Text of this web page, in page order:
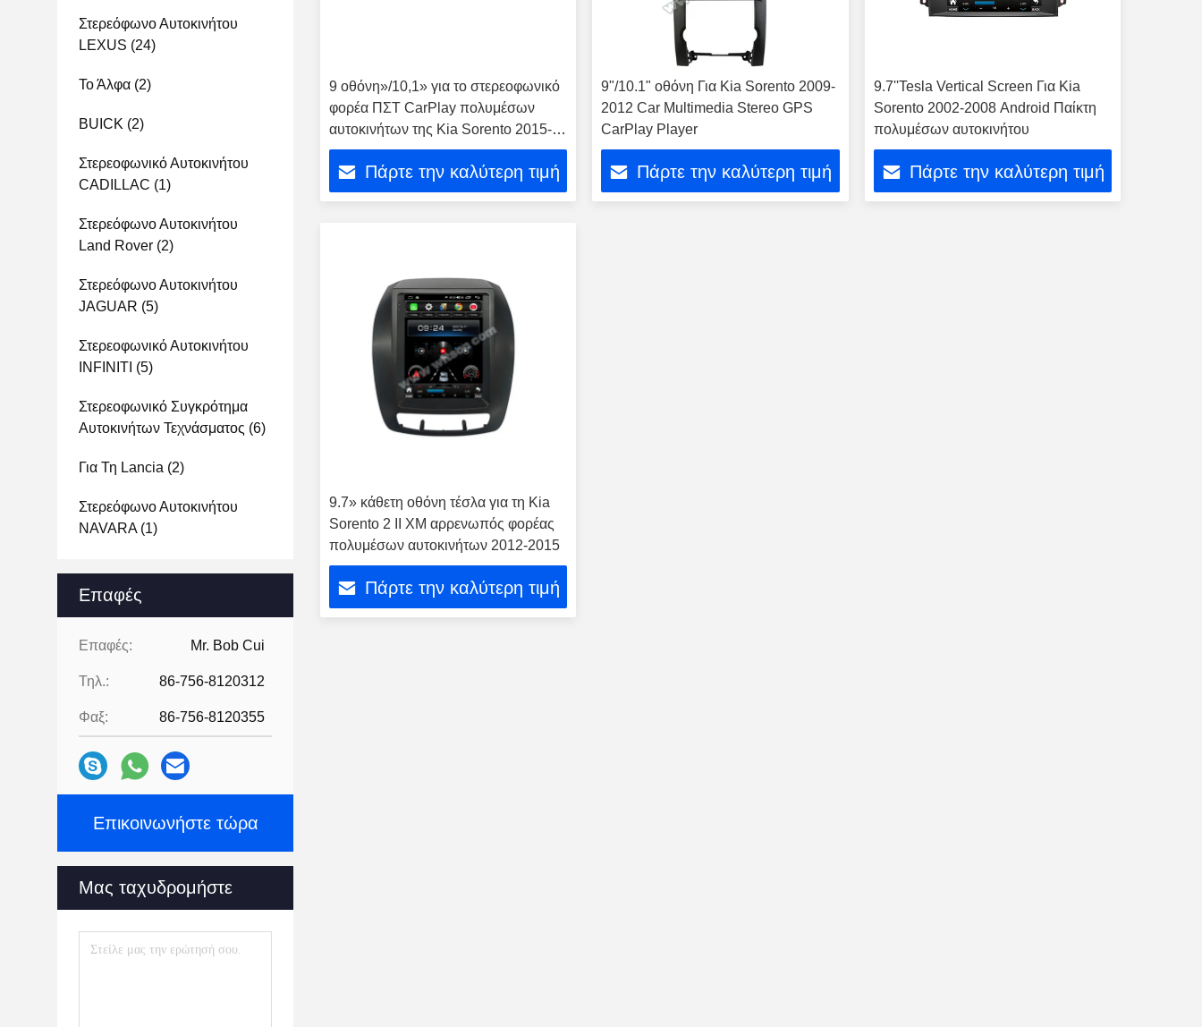
Στερεόφωνο Αυτοκινήτου
LEXUS (24)
Το Άλφα (2)
BUICK (2)
Στερεοφωνικό Αυτοκινήτου
CADILLAC (1)
Στερεόφωνο Αυτοκινήτου
Land Rover (2)
Στερεόφωνο Αυτοκινήτου
JAGUAR (5)
Στερεοφωνικό Αυτοκινήτου
INFINITI (5)
Στερεοφωνικό Συγκρότημα
Αυτοκινήτων Τεχνάσματος (6)
Για Τη Lancia (2)
Στερεόφωνο Αυτοκινήτου
NAVARA(1)
Επαφές
Επαφές: Mr. Bob Cui
Τηλ.: 86-756-8120312
Φαξ: 86-756-8120355
Επικοινωνήστε τώρα
Μας ταχυδρομήστε
9 οθόνη»/10,1» για το στερεοφωνικό
φορέα ΠΣΤ CarPlay πολυμέσων
αυτοκινήτων της Kia Sorento 2015-
2019
Πάρτε την καλύτερη τιμή
9"/10.1" οθόνη Για Kia Sorento 2009-
2012 Car Multimedia Stereo GPS
CarPlay Player
Πάρτε την καλύτερη τιμή
9.7''Tesla Vertical Screen Για Kia
Sorento 2002-2008 Android Παίκτη
πολυμέσων αυτοκινήτου
Πάρτε την καλύτερη τιμή
9.7» κάθετη οθόνη τέσλα για τη Kia
Sorento 2 ΙΙ XM αρρενωπός φορέας
πολυμέσων αυτοκινήτων 2012-2015
Πάρτε την καλύτερη τιμή